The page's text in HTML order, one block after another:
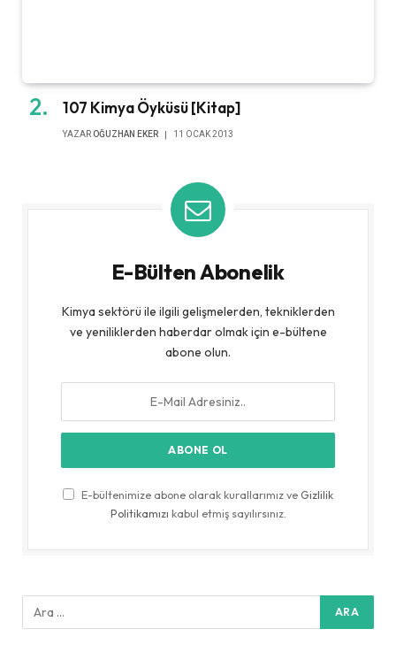
107 Kimya Öyküsü [Kitap]
YAZAR OĞUZHAN EKER 11 OCAK 2013
E-Bülten Abonelik
Kimya sektörü ile ilgili gelişmelerden, tekniklerden
ve yeniliklerden haberdar olmak için e-bültene
abone olun.
E-bültenimize abone olarak kurallarımız veGizlilik
Politikamızı kabul etmiş sayılırsınız.